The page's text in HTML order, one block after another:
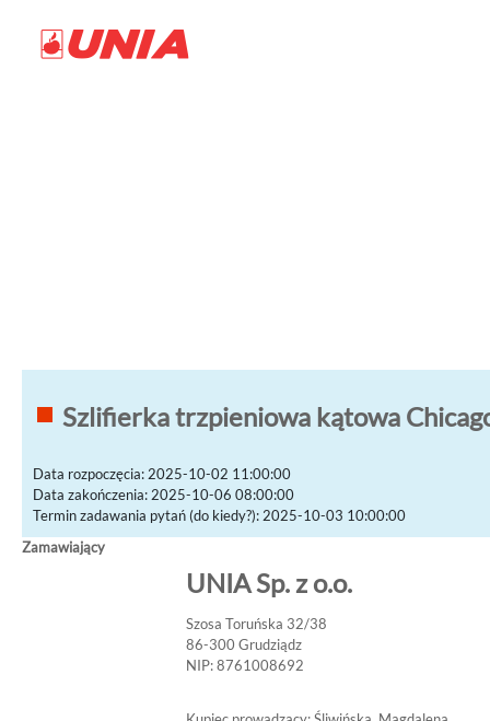
Szlifierka trzpieniowa kątowa
Data rozpoczęcia: 2025-10-02 11:00:00
Data zakończenia: 2025-10-06 08:00:00
Termin zadawania pytań (do kiedy?): 2025-10-03 10:00:00
Zamawiający
UNIA Sp. z o.o.
Szosa Toruńska 32/38
86-300 Grudziądz
NIP: 8761008692